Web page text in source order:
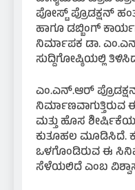
ಪೋಸ್ಟ್ ಪ್ರೊಡಕ್ಷನ್
ಹಾಗೂ ಡಬ್ಬಿಂಗ್
ನಿರ್ಮಾಪಕ ಡಾ.
ಸುದ್ದಿಗೋಷ್ಠಿಯಲ್ಲಿ
ಎಂ.ಎನ್.ಆರ್
ನಿರ್ಮಾಣವಾಗುತ್ತಿರುವ
ಮತ್ತು ಹೊಸ
ಕುತೂಹಲ ಮೂಡಿಸಿದೆ.
ಒಳಗೊಂಡಿರುವ ಈ ಸಿನಿಮಾ
ಸೆಳೆಯಲಿದೆ ಎಂಬ